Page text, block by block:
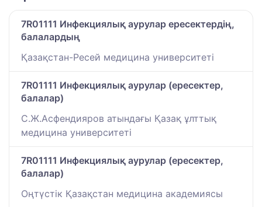
7R01111 Инфекциялық аурулар ересектердің,
балалардың
Қазақстан-Ресей медицина университеті
7R01111 Инфекциялық аурулар (ересектер,
балалар)
С.Ж.Асфендияров атындағы Қазақ ұлттық
медицина университеті
7R01111 Инфекциялық аурулар (ересектер,
балалар)
Оңтүстік Қазақстан медицина академиясы